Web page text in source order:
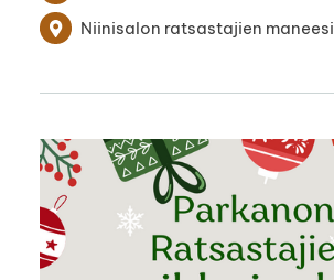
Niinisalon ratsastajien maneesi